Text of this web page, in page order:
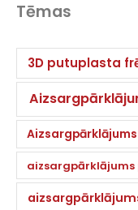
Tēmas
3D putuplasta